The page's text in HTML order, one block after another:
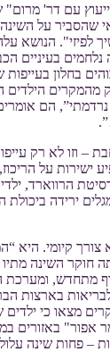
עם דר'
שהסביר על
לפיזי". הנושא
נלחמים בעיניים
בחלון
הילדים
הם
– וזו לא רק
ישירות על
הרווארד,
ירידה ביכולת
צורך קיומי. היא
חוקר השינה
מתחדש,
9–10. החוקרים
אפור" באזורים
– פחות שינה